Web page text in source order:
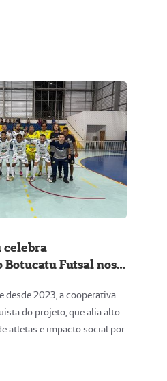
celebra
Futsal nos
desde 2023, a cooperativa
do projeto, que alia alto
atletas e impacto social por